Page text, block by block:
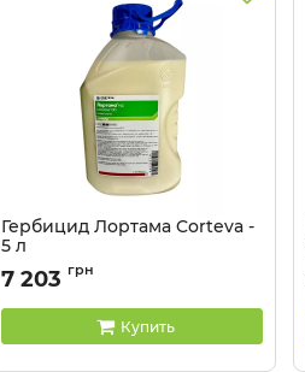
Гербицид Лортама Corteva -
5 л
Артикул: 11010030
7 203 грн
Купить